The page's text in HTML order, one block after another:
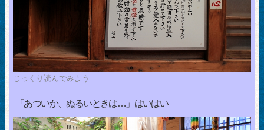
じっくり読んでみよう
「あついか、ぬるいときは…」はいはい